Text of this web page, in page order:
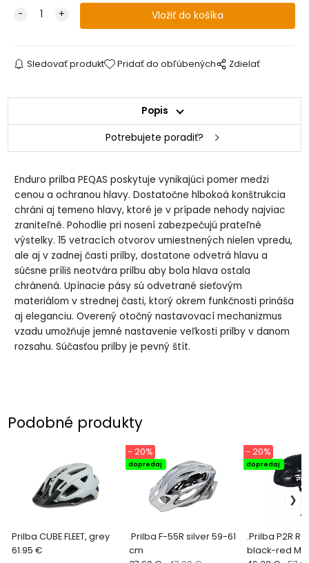
Sledovať produkt Pridať do obľúbených Zdielať
Popis
Potrebujete poradiť?
Enduro prilba PEQAS poskytuje vynikajúci pomer medzi
cenou a ochranou hlavy. Dostatočne hlbokoá konštrukcia
chráni aj temeno hlavy, ktoré je v prípade nehody najviac
zraniteľné. Pohodlie pri nosení zabezpečujú prateľné
výstelky. 15 vetracích otvorov umiestnených nielen vpredu,
ale aj v zadnej časti prilby, dostatone odvetrá hlavu a
súčsne príliš neotvára prilbu aby bola hlava ostala
chránená. Upínacie pásy sú odvetrané sieťovým
materiálom v strednej časti, ktorý okrem funkčnosti prináša
aj eleganciu. Overený otočný nastavovací mechanizmus
vzadu umožňuje jemné nastavenie veľkosti prilby v danom
rozsahu. Súčasťou prilby je pevný štít.
Podobné produkty
Prilba CUBE FLEET, grey
61.95 €
.Prilba F-55R silver 59-61
cm
dopredaj
- 20%
.Prilba P2R
black-red M/
dopredaj
- 20%